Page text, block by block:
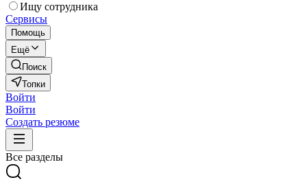
Ищу сотрудника
Сервисы
Помощь
Ещё
Поиск
Топки
Войти
Войти
Создать резюме
Все разделы